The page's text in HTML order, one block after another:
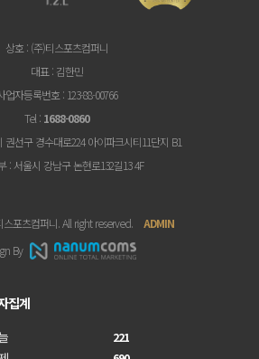
상호 : (주)티스포츠컴퍼니
대표 : 김한민
업자등록번호 : 123-88-00766
Tel : 1688-0860
선구 경수대로224 아이파크시티11단지 B1
: 서울시 강남구 논현로132길13 4F
포츠컴퍼니. All right reserved. ADMIN
By
집계
221